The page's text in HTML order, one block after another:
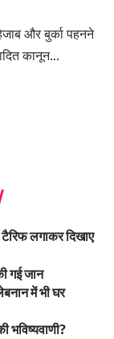
और बुर्का पहनने
कानून…
लगाकर दिखाए
गई जान
में भी घर
भविष्यवाणी?